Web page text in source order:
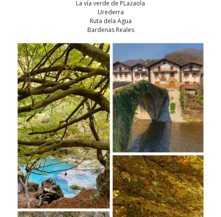
La vía verde de PLazaola
Urederra
Ruta dela Agua
Bardenas Reales